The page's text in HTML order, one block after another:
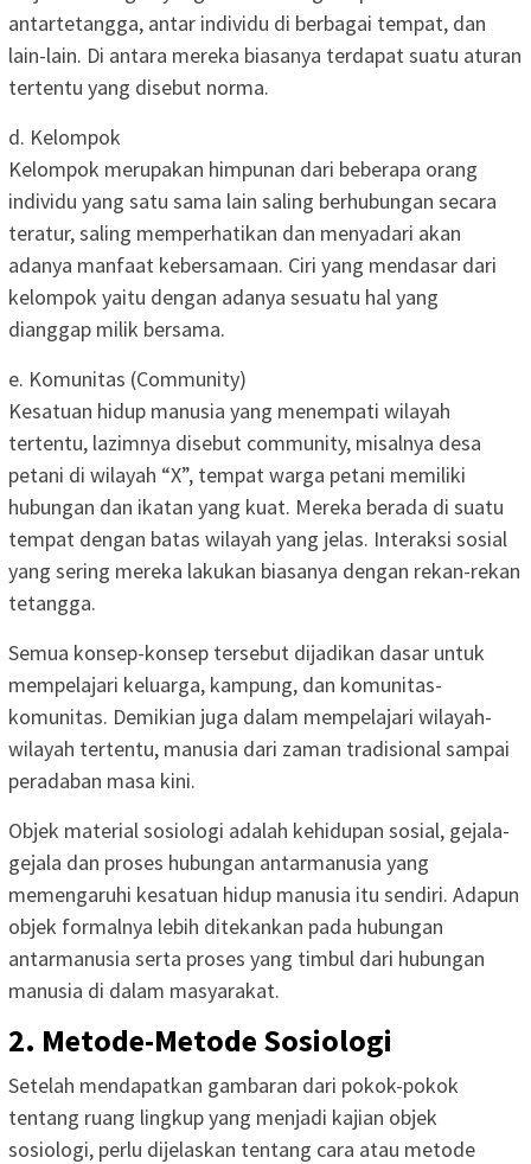
antartetangga, antar individu di berbagai tempat, dan
lain-lain. Di antara mereka biasanya terdapat suatu aturan
tertentu yang disebut norma.
d. Kelompok
Kelompok merupakan himpunan dari beberapa orang
individu yang satu sama lain saling berhubungan secara
teratur, saling memperhatikan dan menyadari akan
adanya manfaat kebersamaan. Ciri yang mendasar dari
kelompok yaitu dengan adanya sesuatu hal yang
dianggap milik bersama.
e. Komunitas (Community)
Kesatuan hidup manusia yang menempati wilayah
tertentu, lazimnya disebut community, misalnya desa
petani di wilayah “X”, tempat warga petani memiliki
hubungan dan ikatan yang kuat. Mereka berada di suatu
tempat dengan batas wilayah yang jelas. Interaksi sosial
yang sering mereka lakukan biasanya dengan rekan-rekan
tetangga.
Semua konsep-konsep tersebut dijadikan dasar untuk
mempelajari keluarga, kampung, dan komunitas-
komunitas. Demikian juga dalam mempelajari wilayah-
wilayah tertentu, manusia dari zaman tradisional sampai
peradaban masa kini.
Objek material sosiologi adalah kehidupan sosial, gejala-
gejala dan proses hubungan antarmanusia yang
memengaruhi kesatuan hidup manusia itu sendiri. Adapun
objek formalnya lebih ditekankan pada hubungan
antarmanusia serta proses yang timbul dari hubungan
manusia di dalam masyarakat.
2. Metode-Metode Sosiologi
Setelah mendapatkan gambaran dari pokok-pokok
tentang ruang lingkup yang menjadi kajian objek
sosiologi, perlu dijelaskan tentang cara atau metode